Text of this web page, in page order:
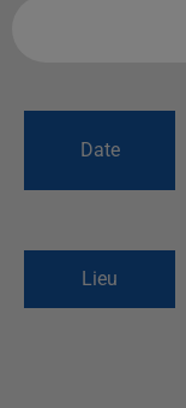
Date
Lieu